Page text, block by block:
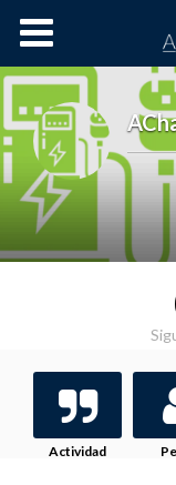
Cursos
Actividad